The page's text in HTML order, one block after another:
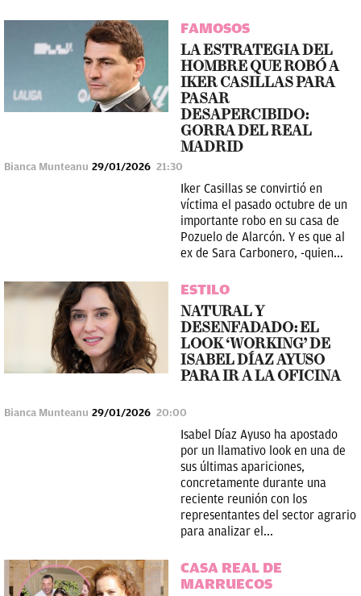
FAMOSOS
LA ESTRATEGIA DEL
HOMBRE QUE ROBÓ A
IKER CASILLAS PARA
PASAR
DESAPERCIBIDO:
GORRA DEL REAL
MADRID
Bianca Munteanu 29/01/2026 21:30
Iker Casillas se convirtió en
víctima el pasado octubre de un
importante robo en su casa de
Pozuelo de Alarcón. Y es que al
ex de Sara Carbonero, -quien...
ESTILO
NATURAL Y
DESENFADADO: EL
LOOK ‘WORKING’ DE
ISABEL DÍAZ AYUSO
PARA IR A LA OFICINA
Bianca Munteanu 29/01/2026 20:00
Isabel Díaz Ayuso ha apostado
por un llamativo look en una de
sus últimas apariciones,
concretamente durante una
reciente reunión con los
representantes del sector agrario
para analizar el...
CASA REAL DE
MARRUECOS